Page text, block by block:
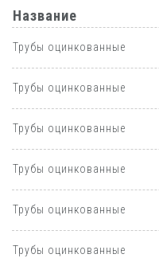
Название
Трубы оцинкованные
Трубы оцинкованные
Трубы оцинкованные
Трубы оцинкованные
Трубы оцинкованные
Трубы оцинкованные